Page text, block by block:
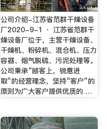
公司介绍-江苏省范群干燥设备
厂2020-9-1 · 江苏省范群干
燥设备厂位于，主营干燥设备、
干燥机、粉碎机、混合机、压力
容器、烟气脱硫、污泥处理等。
公司秉承“顾客上，锐意进
取”的经营理念，坚持“客户”的
原则为广大客户提供优质的 …